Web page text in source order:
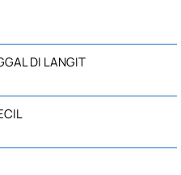
DI LANGIT